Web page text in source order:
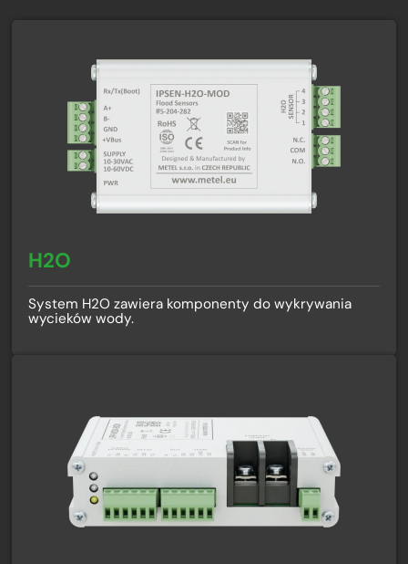
H2O
System H2O zawiera komponenty do wykrywania
wycieków wody.